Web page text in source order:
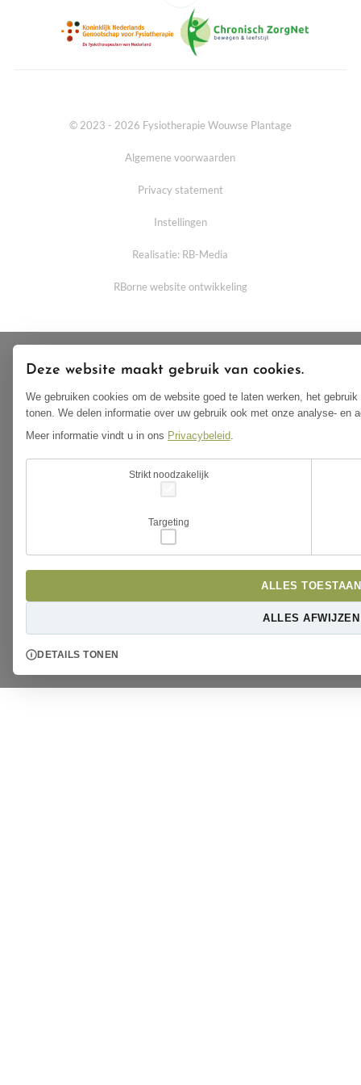
© 2023 - 2026 Fysiotherapie Wouwse Plantage
Algemene voorwaarden
Privacy statement
Instellingen
Realisatie: RB-Media
RBorne website ontwikkeling
Deze website maakt gebruik van cookies.
We gebruiken cookies om de website goed te laten werken, het
tonen. We delen informatie over uw gebruik ook met onze analyse- en
Meer informatie vindt u in ons Privacybeleid.
Strikt noodzakelijk
Targeting
ALLES TOESTAAN
ALLES AFWIJZEN
DETAILS TONEN